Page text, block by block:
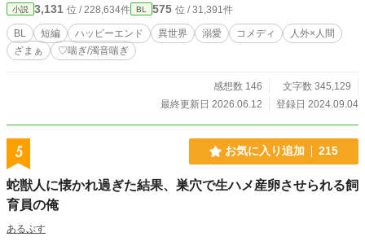
小説 3,131 位 / 228,634件 BL 575 位 / 31,391件
BL 短編 ハッピーエンド 異世界 溺愛 コメディ
人外×人間
ざまぁ
♡喘ぎ/濁音喘ぎ
感想数 146
文字数 345,129
最終更新日 2026.06.12
登録日 2024.09.04
5 お気に入り追加 215
蛇獣人に懐かれ過ぎた結果、巣穴で生ハメ産卵させられる飼
育員の俺
あるぷす